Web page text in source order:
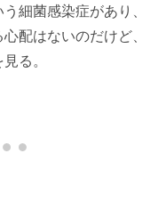
細菌感染症があり、
配はないのだけど、
る。